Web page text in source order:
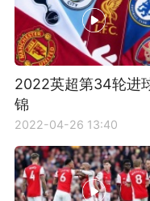
2022英超第34轮进
锦
2022-04-26 13:40